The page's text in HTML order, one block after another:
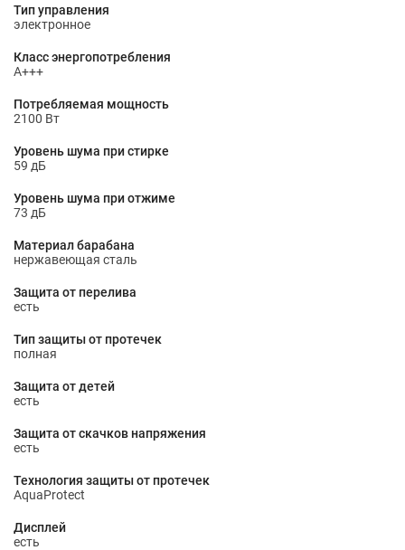
Тип управления
электронное
Класс энергопотребления
A+++
Потребляемая мощность
2100 Вт
Уровень шума при стирке
59 дБ
Уровень шума при отжиме
73 дБ
Материал барабана
нержавеющая сталь
Защита от перелива
есть
Тип защиты от протечек
полная
Защита от детей
есть
Защита от скачков напряжения
есть
Технология защиты от протечек
AquaProtect
Дисплей
есть